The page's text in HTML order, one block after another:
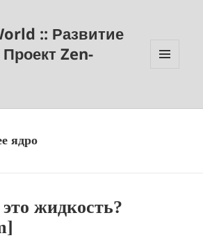
:: Развитие
Zen-
ядро
жидкость?